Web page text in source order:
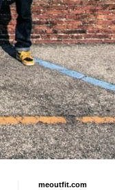
meoutfit.com